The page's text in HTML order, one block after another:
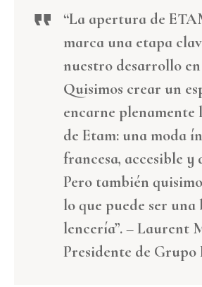
“La apertura de
marca una etapa
nuestro desarrollo
Quisimos crear un
encarne
de Etam: una moda
francesa, accesible y
Pero también
lo que puede ser
lencería”. – Laurent
Presidente de Grupo